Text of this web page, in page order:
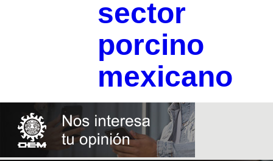
sector
porcino
mexicano